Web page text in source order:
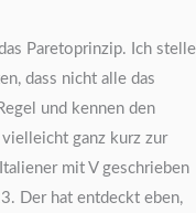
Paretoprinzip. Ich stelle
dass nicht alle das
und kennen den
ganz kurz zur
mit V geschrieben
Der hat entdeckt eben,